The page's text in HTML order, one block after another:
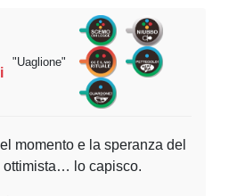
"Uaglione"
momento e la speranza del
ottimista… lo capisco.